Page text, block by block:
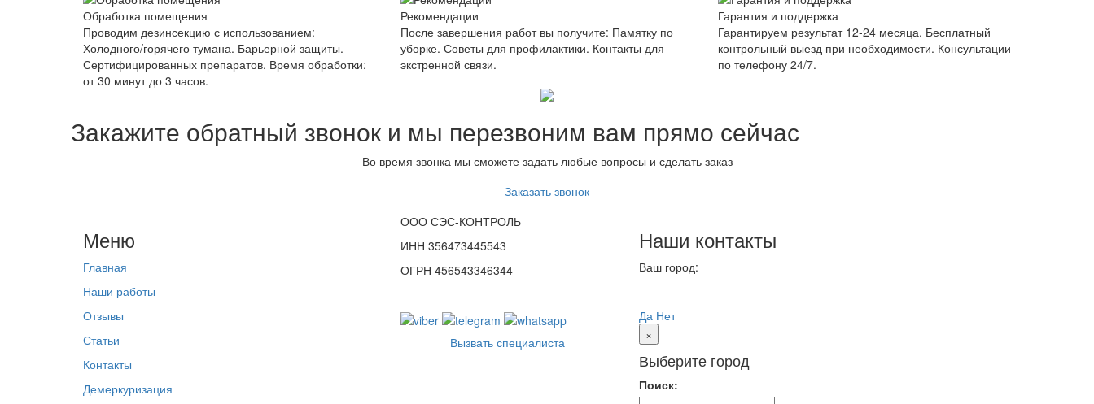
Обработка помещения
Проводим дезинсекцию с использованием:
Холодного/горячего тумана. Барьерной защиты.
Сертифицированных препаратов. Время обработки:
от 30 минут до 3 часов.
Рекомендации
После завершения работ вы получите: Памятку по
уборке. Советы для профилактики. Контакты для
экстренной связи.
Гарантия и поддержка
Гарантируем результат 12-24 месяца. Бесплатный
контрольный выезд при необходимости. Консультации
по телефону 24/7.
Закажите обратный звонок и мы перезвоним вам прямо сейчас
Во время звонка мы сможете задать любые вопросы и сделать заказ
Заказать звонок
Меню
Главная
Наши работы
Отзывы
Статьи
Контакты
Демеркуризация
ООО СЭС-КОНТРОЛЬ
ИНН 356473445543
ОГРН 456543346344
Вызвать специалиста
Наши контакты
Ваш город:
Да Нет
×
Выберите город
Поиск: